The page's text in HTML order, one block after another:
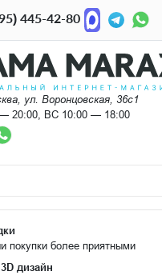
445-42-80
ул. Воронцовская, 36с1
20:00, ВС 10:00 — 18:00
покупки более приятными
дизайн